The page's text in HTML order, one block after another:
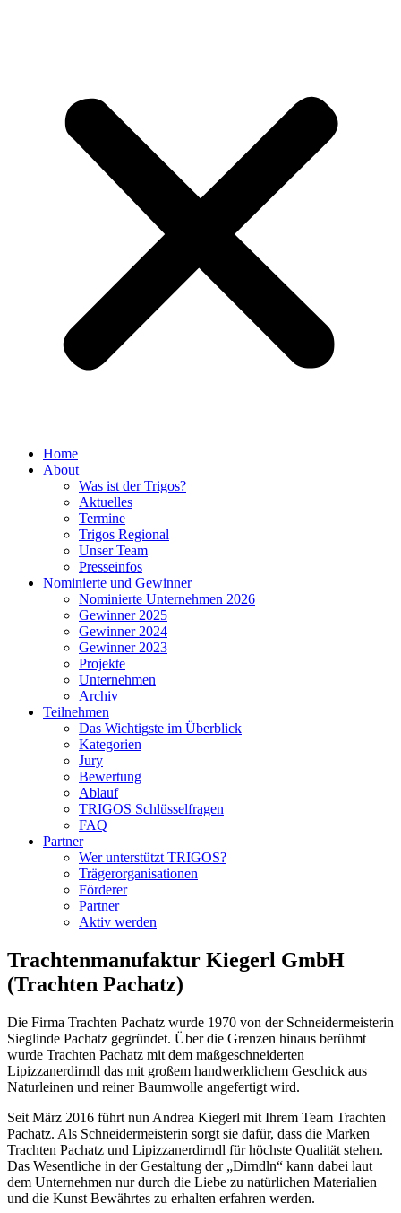
Home
About
Was ist der Trigos?
Aktuelles
Termine
Trigos Regional
Unser Team
Presseinfos
Nominierte und Gewinner
Nominierte Unternehmen 2026
Gewinner 2025
Gewinner 2024
Gewinner 2023
Projekte
Unternehmen
Archiv
Teilnehmen
Das Wichtigste im Überblick
Kategorien
Jury
Bewertung
Ablauf
TRIGOS Schlüsselfragen
FAQ
Partner
Wer unterstützt TRIGOS?
Trägerorganisationen
Förderer
Partner
Aktiv werden
Trachtenmanufaktur Kiegerl GmbH
(Trachten Pachatz)
Die Firma Trachten Pachatz wurde 1970 von der Schneidermeisterin
Sieglinde Pachatz gegründet. Über die Grenzen hinaus berühmt
wurde Trachten Pachatz mit dem maßgeschneiderten
Lipizzanerdirndl das mit großem handwerklichem Geschick aus
Naturleinen und reiner Baumwolle angefertigt wird.
Seit März 2016 führt nun Andrea Kiegerl mit Ihrem Team Trachten
Pachatz. Als Schneidermeisterin sorgt sie dafür, dass die Marken
Trachten Pachatz und Lipizzanerdirndl für höchste Qualität stehen.
Das Wesentliche in der Gestaltung der „Dirndln“ kann dabei laut
dem Unternehmen nur durch die Liebe zu natürlichen Materialien
und die Kunst Bewährtes zu erhalten erfahren werden.